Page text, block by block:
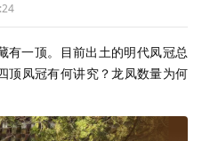
有一顶。目前出土的明代凤冠总
顶凤冠有何讲究？龙凤数量为何